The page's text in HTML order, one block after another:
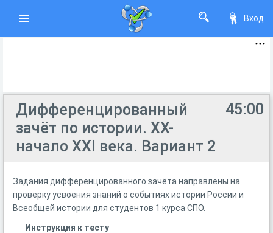
Вход
45:00
Дифференцированный
зачёт по истории. XX-
начало XXI века. Вариант 2
Задания дифференцированного зачёта направлены на
проверку усвоения знаний о событиях истории России и
Всеобщей истории для студентов 1 курса СПО.
Инструкция к тесту